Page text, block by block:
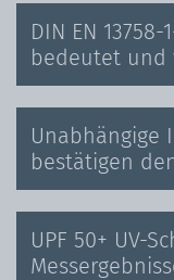
DIN EN
bedeutet und
Unabhängige
bestätigen
UPF 50+ UV-